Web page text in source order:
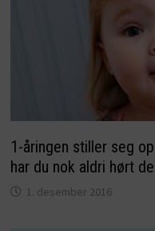
1-åringen stiller seg
har du nok aldri hørt
1. desember 2016